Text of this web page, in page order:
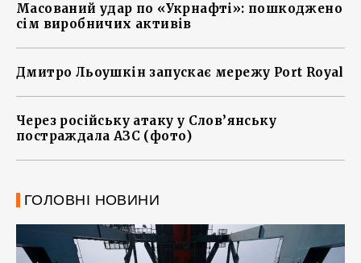
Масований удар по «Укрнафті»: пошкоджено
сім виробничих активів
Дмитро Льоушкін запускає мережу Port Royal
Через російську атаку у Слов’янську
постраждала АЗС (фото)
ГОЛОВНІ НОВИНИ